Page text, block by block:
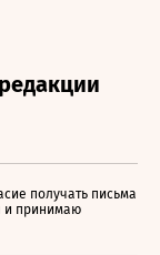
получать письма
и принимаю